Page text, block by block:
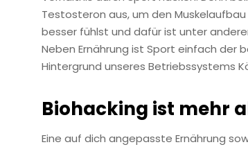
Testosteron aus, um den
besser fühlst und dafür ist unter
Neben Ernährung ist Sport einfach der
Hintergrund unseres Betriebssystems
Biohacking ist mehr
Eine auf dich angepasste Ernährung